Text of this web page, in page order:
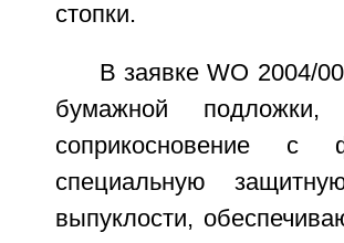
стопки.
В заявке WO 2004/
бумажной
соприкосновение с
специальную
выпуклости,